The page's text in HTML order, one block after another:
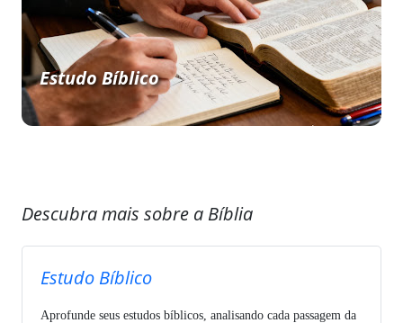
Estudo Bíblico
Descubra mais sobre a Bíblia
Estudo Bíblico
Aprofunde seus estudos bíblicos, analisando cada passagem da